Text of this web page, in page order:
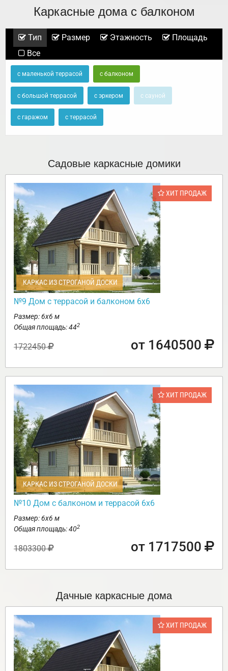
Каркасные дома с балконом
Тип Размер Этажность
Площадь
Все
с маленькой террасой с балконом
с большой террасой с эркером с сауной
с гаражом с террасой
Садовые каркасные домики
ХИТ ПРОДАЖ
КАРКАС ИЗ СТРОГАНОЙ ДОСКИ
№9 Дом с террасой и балконом 6х6
Размер: 6х6 м
Общая площадь: 442
1722450 от 1640500
ХИТ ПРОДАЖ
КАРКАС ИЗ СТРОГАНОЙ ДОСКИ
№10 Дом с балконом и террасой 6х6
Размер: 6х6 м
Общая площадь: 402
1803300 от 1717500
Дачные каркасные дома
ХИТ ПРОДАЖ